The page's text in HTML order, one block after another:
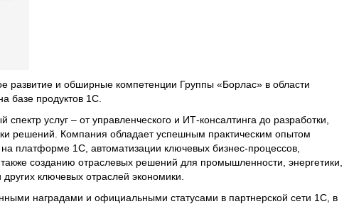
развитие и обширные компетенции Группы «Борлас» в области
базе продуктов 1С.
услуг – от управленческого и ИТ-консалтинга до разработки,
решений. Компания обладает успешным практическим опытом
платформе 1С, автоматизации ключевых бизнес-процессов,
созданию отраслевых решений для промышленности, энергетики,
ключевых отраслей экономики.
наградами и официальными статусами в партнерской сети 1С, в